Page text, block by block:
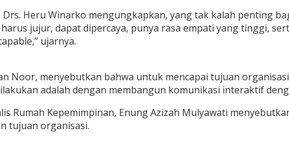
Heru Winarko mengungkapkan, yang tak kalah penting
jujur, dapat dipercaya, punya rasa empati yang tinggi,
ujarnya.
Noor, menyebutkan bahwa untuk mencapai tujuan
adalah dengan membangun komunikasi interaktif
Rumah Kepemimpinan, Enung Azizah Mulyawati
tujuan organisasi.